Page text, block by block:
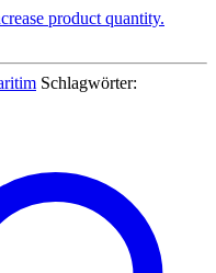
product quantity.
Schlagwörter: